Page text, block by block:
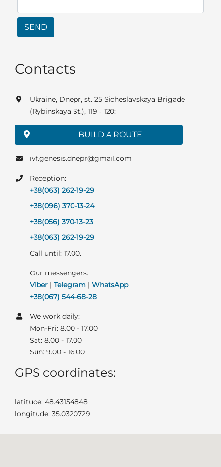
SEND
Contacts
Ukraine, Dnepr, st. 25 Sicheslavskaya Brigade
(Rybinskaya St.), 119 ‑ 120:
BUILD A ROUTE
ivf.genesis.dnepr@gmail.com
Reception:
+38(063) 262-19-29
+38(096) 370-13-24
+38(056) 370-13-23
+38(063) 262-19-29
Call until: 17.00.
Our messengers:
Viber | Telegram | WhatsApp
+38(067) 544-68-28
We work daily:
Mon-Fri: 8.00 - 17.00
Sat: 8.00 - 17.00
Sun: 9.00 - 16.00
GPS coordinates:
latitude: 48.43154848
longitude: 35.0320729